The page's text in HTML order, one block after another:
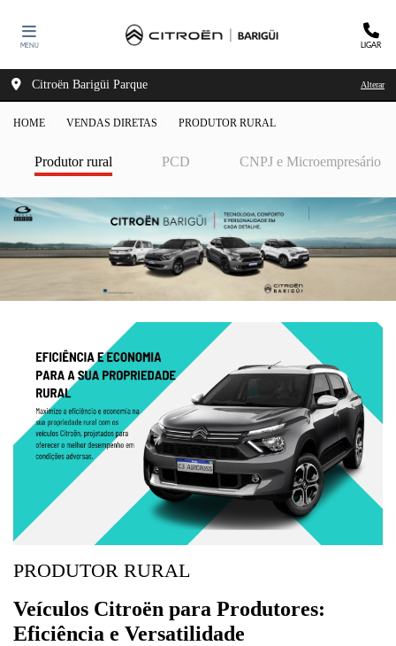
MENU LIGAR
Citroën Barigüi Parque Alterar
HOME VENDAS DIRETAS PRODUTOR RURAL
PCD CNPJ e Microempresário
Produtor rural
PRODUTOR RURAL
Veículos Citroën para Produtores:
Eficiência e Versatilidade